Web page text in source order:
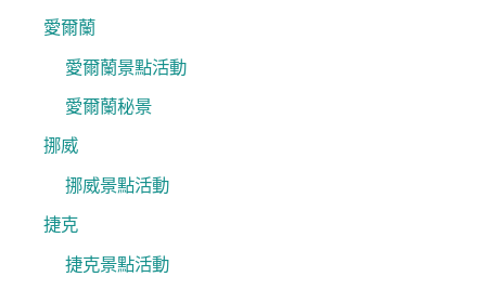
愛爾蘭
愛爾蘭景點活動
愛爾蘭秘景
挪威
挪威景點活動
捷克
捷克景點活動